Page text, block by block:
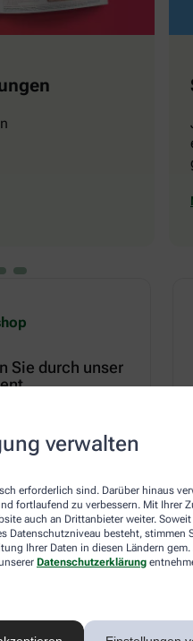
verwalten
erforderlich sind. Darüber hinaus
fortlaufend zu verbessern. Mit Ihrer
auch an Drittanbieter weiter. Soweit
Datenschutzniveau besteht, stimmen
Ihrer Daten in diesen Ländern
Datenschutzerklärung
Sie durch unser